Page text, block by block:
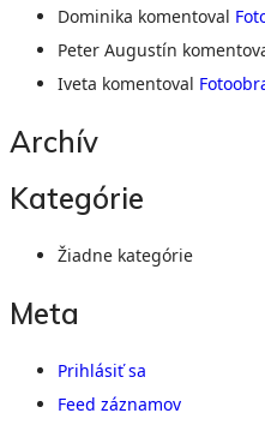
Dominika komentoval
Peter Augustín
Iveta komentoval
Archív
Kategórie
Žiadne kategórie
Meta
Prihlásiť sa
Feed záznamov